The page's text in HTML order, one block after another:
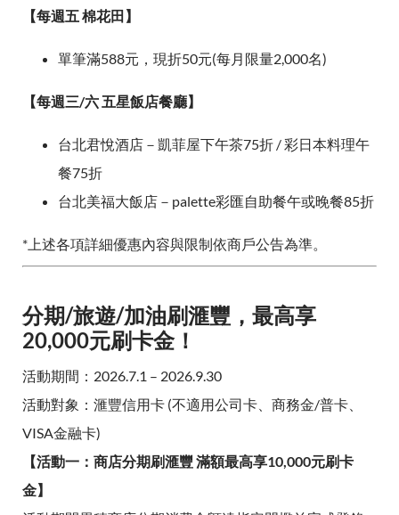
【每週五 棉花田】
單筆滿588元，現折50元(每月限量2,000名)
【每週三/六 五星飯店餐廳】
台北君悅酒店－凱菲屋下午茶75折 / 彩日本料理午
餐75折
台北美福大飯店－palette彩匯自助餐午或晚餐85折
*上述各項詳細優惠內容與限制依商戶公告為準。
分期/旅遊/加油刷滙豐，最高享
20,000元刷卡金！
活動期間：2026.7.1 – 2026.9.30
活動對象：滙豐信用卡 (不適用公司卡、商務金/普卡、
VISA金融卡)
【活動一：商店分期刷滙豐 滿額最高享10,000元刷卡
金】